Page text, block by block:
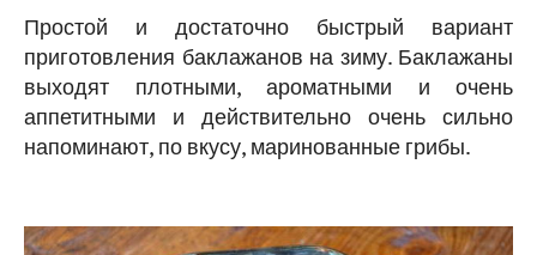
Простой и достаточно быстрый вариант
приготовления баклажанов на зиму. Баклажаны
выходят плотными, ароматными и очень
аппетитными и действительно очень сильно
напоминают, по вкусу, маринованные грибы.